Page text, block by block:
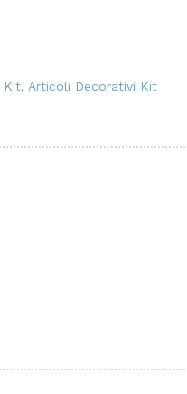
Kit, Articoli Decorativi Kit